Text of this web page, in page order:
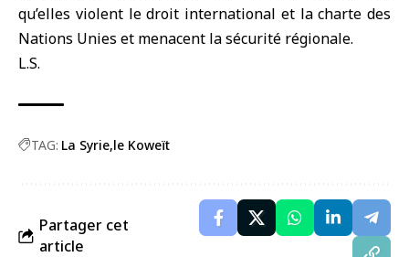
qu’elles violent le droit international et la charte des
Nations Unies et menacent la sécurité régionale.
L.S.
TAG: La Syrie le Koweït
Partager cet
article